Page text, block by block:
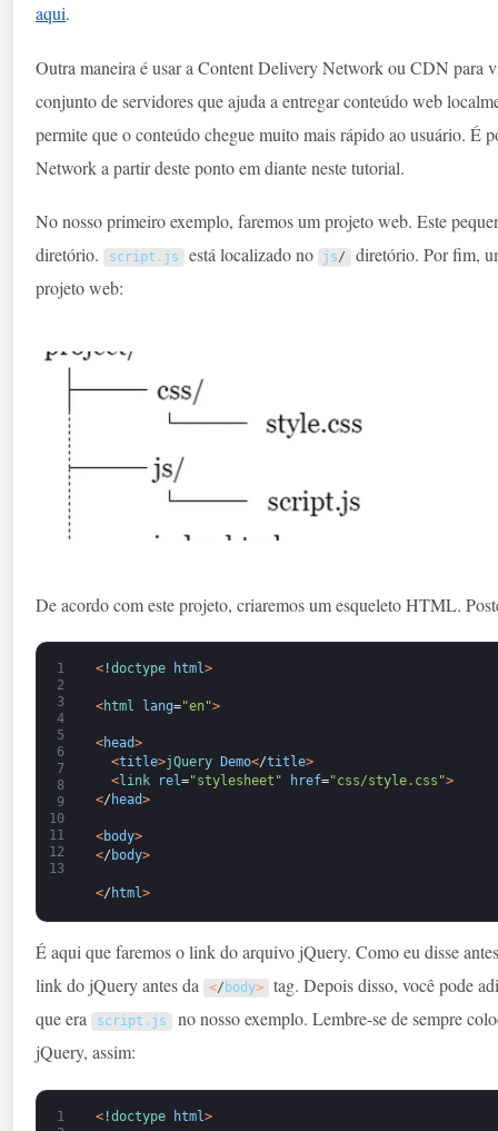
aqui.
Outra maneira é usar a Content Delivery Network ou CDN para
conjunto de servidores que ajuda a entregar conteúdo web
permite que o conteúdo chegue muito mais rápido ao usuário. É
Network a partir deste ponto em diante neste tutorial.
No nosso primeiro exemplo, faremos um projeto web. Este
diretório.
script . js está localizado no js/
diretório. Por fim,
projeto web:
De acordo com este projeto, criaremos um esqueleto HTML.
1
2
3
4
5
6
7
8
9
10
11
12
13
<!doctype html>
<html lang="en">
<head>
<title>jQuery Demo</title>
<link rel="stylesheet" href="css/style.css">
</ head>
<body>
</ body>
</ html >
É aqui que faremos o link do arquivo jQuery. Como eu disse
link do jQuery antes da
</ body>
tag. Depois disso, você pode
que era
script . js no nosso exemplo. Lembre-se de sempre
jQuery, assim:
1
<!doctype html >